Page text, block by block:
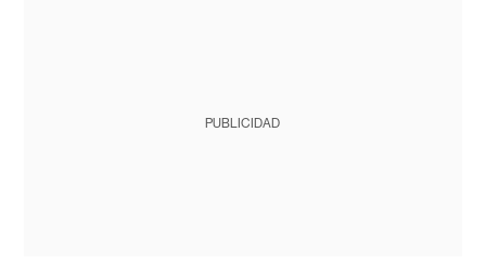
PUBLICIDAD